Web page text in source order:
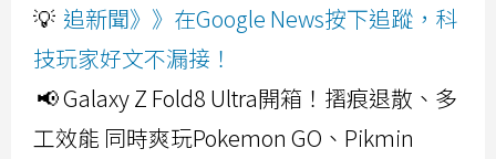
💡 追新聞》》在Google News按下追蹤，科
技玩家好文不漏接！
📢 Galaxy Z Fold8 Ultra開箱！摺痕退散、多
工效能 同時爽玩Pokemon GO、Pikmin